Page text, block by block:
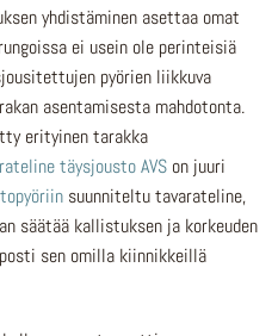
yhdistäminen asettaa omat
ei usein ole perinteisiä
pyörien liikkuva
asentamisesta mahdotonta.
erityinen tarakka
täysjousto AVS on juuri
suunniteltu tavarateline,
säätää kallistuksen ja korkeuden
sen omilla kiinnikkeillä